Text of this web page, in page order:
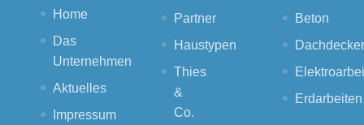
Home
Das
Unternehmen
Aktuelles
Impressum
Partner
Haustypen
Thies
&
Co.
Beton
Erdarbeiten